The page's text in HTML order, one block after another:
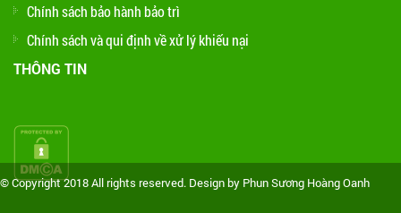
Chính sách bảo hành bảo trì
Chính sách và qui định về xử lý khiếu nại
THÔNG TIN
© Copyright 2018 All rights reserved. Design by Phun Sương Hoàng Oanh